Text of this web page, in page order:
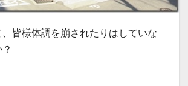
皆様体調を崩されたりはしていな